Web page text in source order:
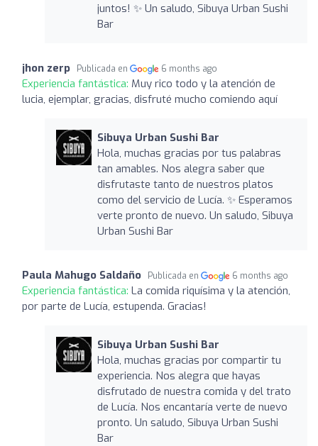
juntos! ✨ Un saludo, Sibuya Urban Sushi
Bar
jhon zerp Publicada en 6 months ago
Experiencia fantástica: Muy rico todo y la atención de
lucia, ejemplar, gracias, disfruté mucho comiendo aquí
Sibuya Urban Sushi Bar
Hola, muchas gracias por tus palabras
tan amables. Nos alegra saber que
disfrutaste tanto de nuestros platos
como del servicio de Lucía. ✨ Esperamos
verte pronto de nuevo. Un saludo, Sibuya
Urban Sushi Bar
Paula Mahugo Saldaño Publicada en 6 months ago
Experiencia fantástica: La comida riquísima y la atención,
por parte de Lucía, estupenda. Gracias!
Sibuya Urban Sushi Bar
Hola, muchas gracias por compartir tu
experiencia. Nos alegra que hayas
disfrutado de nuestra comida y del trato
de Lucía. Nos encantaría verte de nuevo
pronto. Un saludo, Sibuya Urban Sushi
Bar